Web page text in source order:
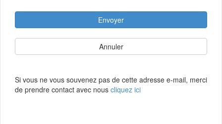
Envoyer
Annuler
Si vous ne vous souvenez pas de cette adresse e-mail, merci
de prendre contact avec nous cliquez ici